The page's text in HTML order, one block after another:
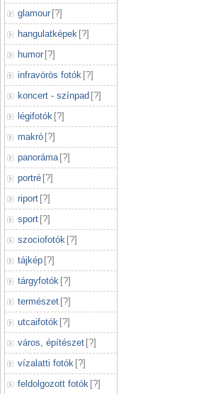
glamour [?]
hangulatképek [?]
humor [?]
infravörös fotók [?]
koncert - színpad [?]
légifotók [?]
makró [?]
panoráma [?]
portré [?]
riport [?]
sport [?]
szociofotók [?]
tájkép [?]
tárgyfotók [?]
természet [?]
utcaifotók [?]
város, építészet [?]
vízalatti fotók [?]
feldolgozott fotók [?]